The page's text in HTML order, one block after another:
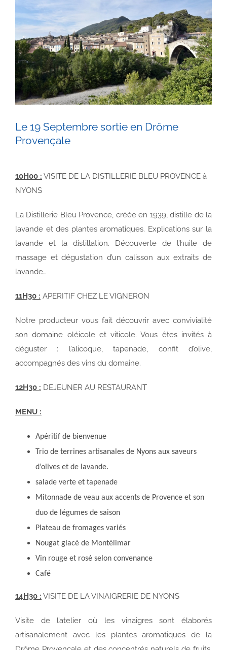
l'image
agrandie
Le 19 Septembre sortie en Drôme
Provençale
10H00 : VISITE DE LA DISTILLERIE BLEU PROVENCE à
NYONS
La Distillerie Bleu Provence, créée en 1939, distille de la
lavande et des plantes aromatiques. Explications sur la
lavande et la distillation. Découverte de l’huile de
massage et dégustation d’un calisson aux extraits de
lavande…
11H30 : APERITIF CHEZ LE VIGNERON
Notre producteur vous fait découvrir avec convivialité
son domaine oléicole et viticole. Vous êtes invités à
déguster : l’alicoque, tapenade, confit d’olive,
accompagnés des vins du domaine.
12H30 : DEJEUNER AU RESTAURANT
MENU :
Apéritif de bienvenue
Trio de terrines artisanales de Nyons aux saveurs
d’olives et de lavande.
salade verte et tapenade
Mitonnade de veau aux accents de Provence et son
duo de légumes de saison
Plateau de fromages variés
Nougat glacé de Montélimar
Vin rouge et rosé selon convenance
Café
14H30 : VISITE DE LA VINAIGRERIE DE NYONS
Visite de l’atelier où les vinaigres sont élaborés
artisanalement avec les plantes aromatiques de la